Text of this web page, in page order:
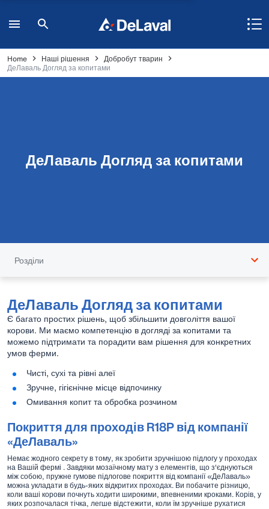
Home Наші рішення
Добробут тварин
ДеЛаваль Догляд за копитами
ДеЛаваль Догляд за копитами
Розділи
ДеЛаваль Догляд за копитами
Є багато простих рішень, щоб збільшити довголіття вашої
корови. Ми маємо компетенцію в догляді за копитами та
можемо підтримати та порадити вам рішення для конкретних
умов ферми.
Чисті, сухі та рівні алеї
Зручне, гігієнічне місце відпочинку
Омивання копит та обробка розчином
Покриття для проходів R18P від компанії
«ДеЛаваль»
Немає жодного секрету в тому, як зробити зручнішою підлогу у проходах
на Вашій фермі . Завдяки мозаїчному мату з елементів, що з'єднуються
між собою, пружне гумове підлогове покриття від компанії «ДеЛаваль»
можна укладати в будь-яких відкритих проходах. Ви побачите різницю,
коли ваші корови почнуть ходити широкими, впевненими кроками. Корів, у
яких розпочалася тічка, легше відстежити, коли їм зручніше рухатися